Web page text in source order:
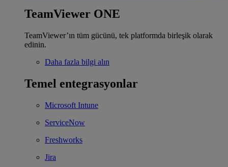
TeamViewer ONE
TeamViewer’ın tüm gücünü, tek platformda birleşik olarak
edinin.
Daha fazla bilgi alın
Temel entegrasyonlar
Microsoft Intune
ServiceNow
Freshworks
Jira